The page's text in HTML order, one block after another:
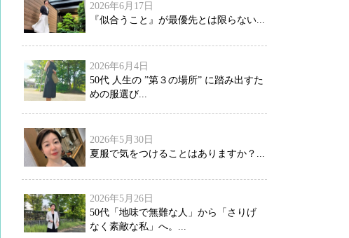
2026年6月17日
『似合うこと』が最優先とは限らない...
2026年6月4日
50代 人生の ”第３の場所” に踏み出すた
めの服選び...
2026年5月30日
夏服で気をつけることはありますか？...
2026年5月26日
50代「地味で無難な人」から「さりげ
なく素敵な私」へ。...